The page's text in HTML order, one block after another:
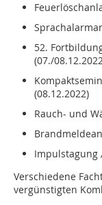
52.
(07./
(08.12.2022)
Rauch- und
Impulstagung
Verschiedene
vergünstigten